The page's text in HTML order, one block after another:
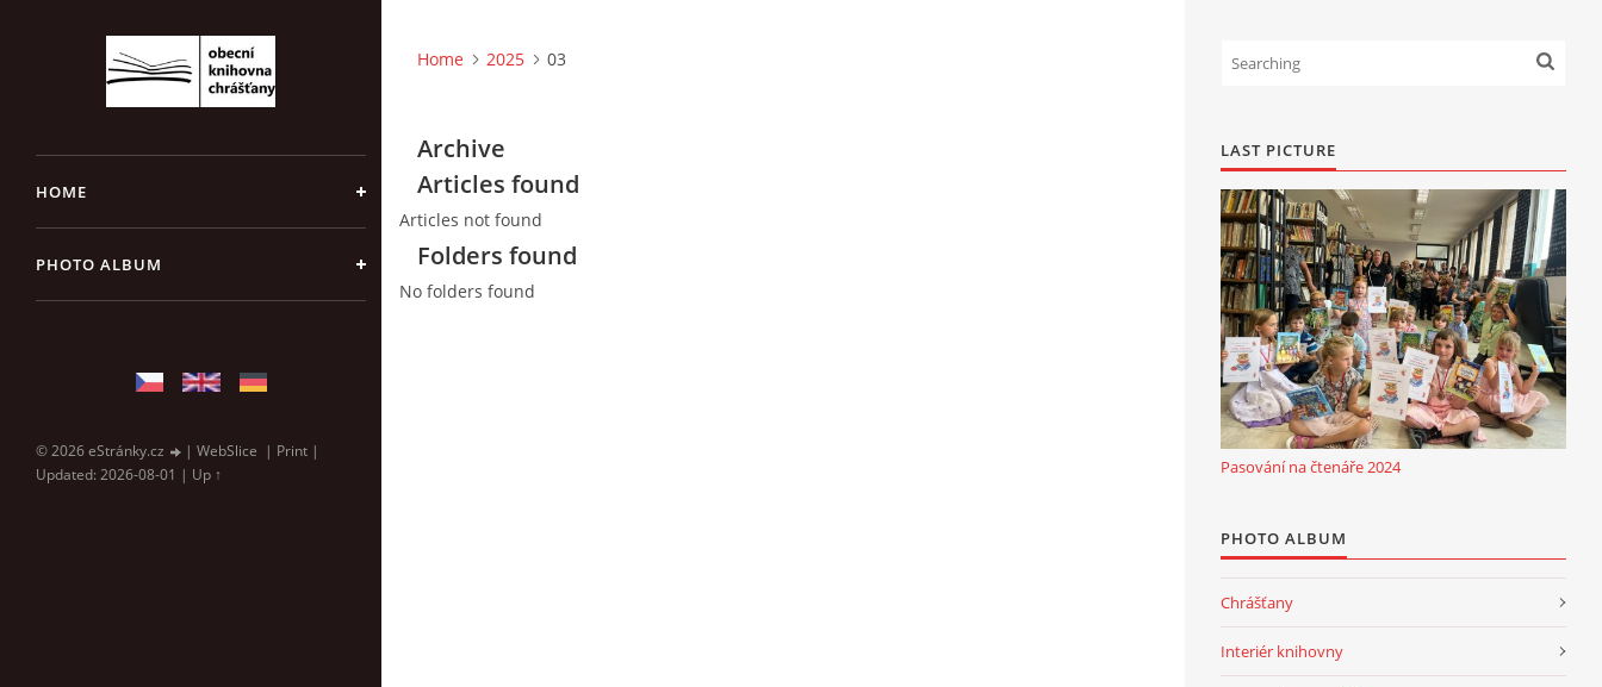
HOME
PHOTO ALBUM
© 2026 eStránky.cz | WebSlice | Print |
Updated: 2026-08-01 | Up ↑
Home 2025 03
Archive
Articles found
Articles not found
Folders found
No folders found
LAST PICTURE
Pasování na čtenáře 2024
PHOTO ALBUM
Chrášťany
Interiér knihovny